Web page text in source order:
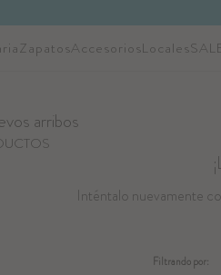
ZapatosAccesoriosLocales
arribos
Inténtalo nuevamente
Filtrando por: